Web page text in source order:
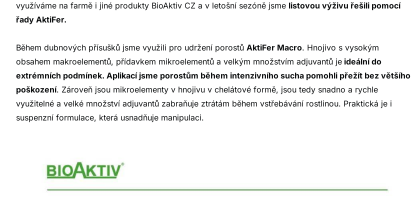
využíváme na farmě i jiné produkty BioAktiv CZ a v letošní sezóně jsme listovou výživu řešili pomocí
řady AktiFer.
Během dubnových přísušků jsme využili pro udržení porostů AktiFer Macro. Hnojivo s vysokým
obsahem makroelementů, přídavkem mikroelementů a velkým množstvím adjuvantů je ideální do
extrémních podmínek. Aplikací jsme porostům během intenzivního sucha pomohli přežít bez většího
poškození. Zároveň jsou mikroelementy v hnojivu v chelátové formě, jsou tedy snadno a rychle
využitelné a velké množství adjuvantů zabraňuje ztrátám během vstřebávání rostlinou. Praktická je i
suspenzní formulace, která usnadňuje manipulaci.